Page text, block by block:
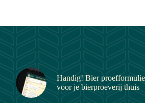
Handig! Bier
voor je bierproeverij thuis